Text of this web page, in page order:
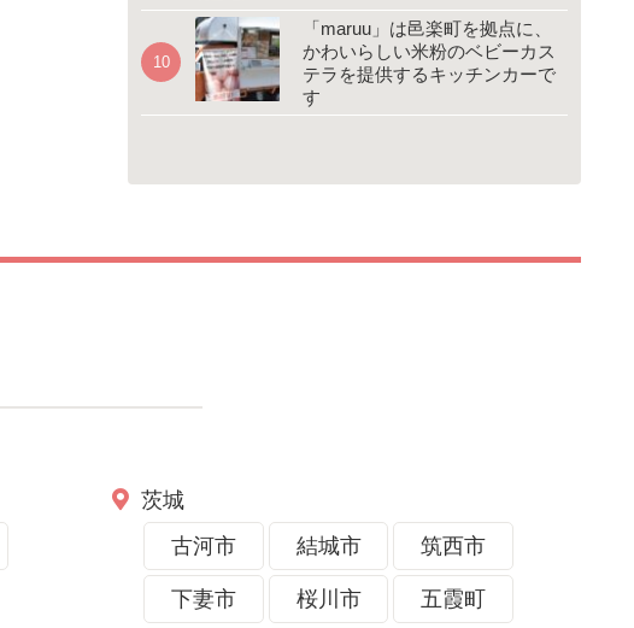
「maruu」は邑楽町を拠点に、
かわいらしい米粉のベビーカス
テラを提供するキッチンカーで
す
茨城
古河市
結城市 筑西市
下妻市 桜川市 五霞町